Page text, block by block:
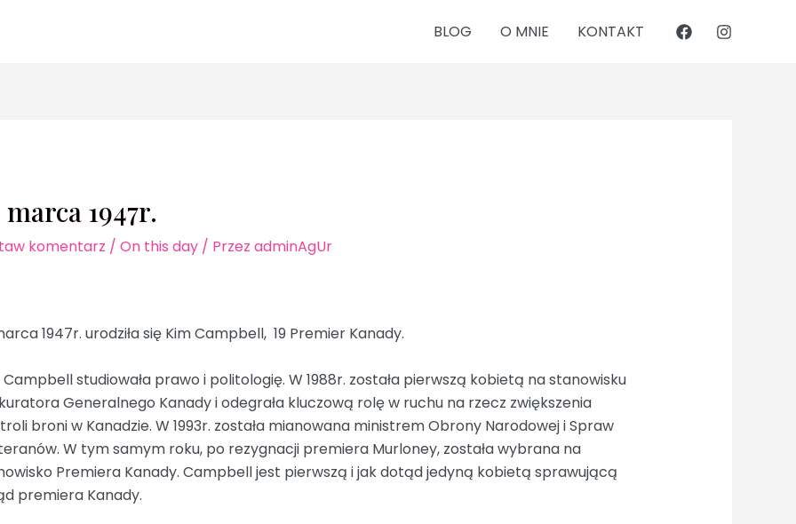
BLOG O MNIE KONTAKT
marca 1947r.
komentarz / On this day/ Przez adminAgUr
1947r. urodziła się Kim Campbell, 19 Premier Kanady.
Campbell studiowała prawo i politologię. W 1988r. została pierwszą kobietą na stanowisku
Generalnego Kanady i odegrała kluczową rolę w ruchu na rzecz zwiększenia
broni w Kanadzie. W 1993r. została mianowana ministrem Obrony Narodowej i Spraw
W tym samym roku, po rezygnacji premiera Murloney, została wybrana na
Premiera Kanady. Campbell jest pierwszą i jak dotąd jedyną kobietą sprawującą
premiera Kanady.